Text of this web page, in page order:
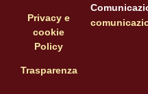
Privacy e
cookie
Policy
Trasparenza